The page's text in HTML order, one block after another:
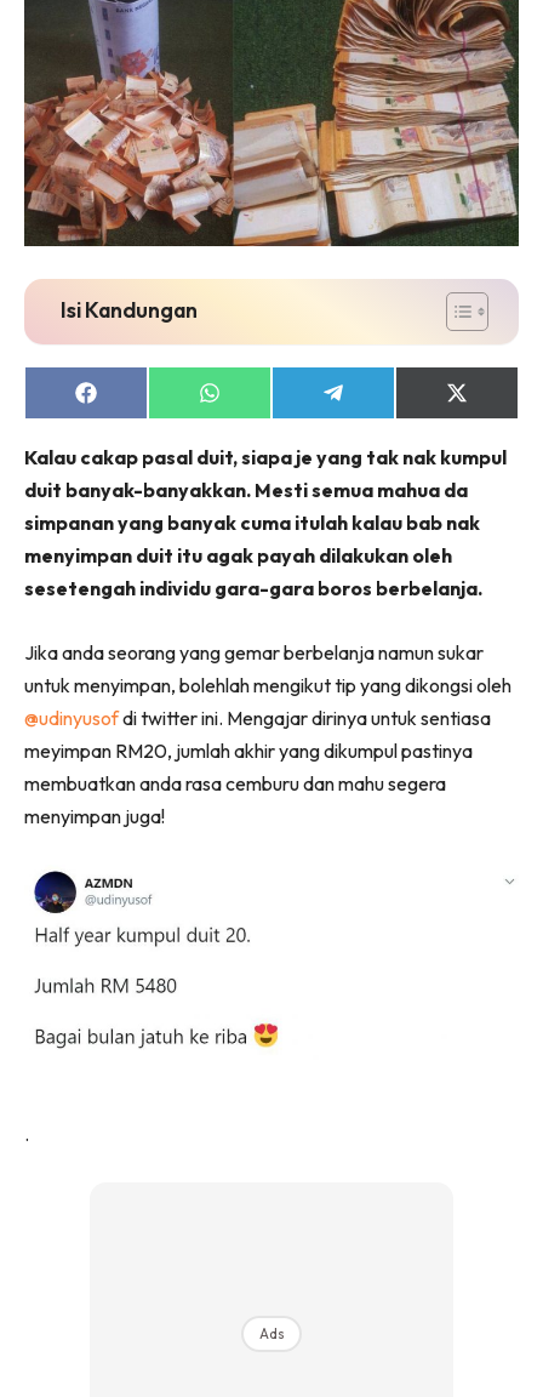
Isi Kandungan
Share
on
Share
on
Share
on
Share
on
(Twitter)
Kalau cakap pasal duit, siapa je yang tak nak kumpul
duit banyak-banyakkan. Mesti semua mahua da
simpanan yang banyak cuma itulah kalau bab nak
menyimpan duit itu agak payah dilakukan oleh
sesetengah individu gara-gara boros berbelanja.
Jika anda seorang yang gemar berbelanja namun sukar
untuk menyimpan, bolehlah mengikut tip yang dikongsi oleh
@udinyusofdi twitter ini. Mengajar dirinya untuk sentiasa
meyimpan RM20, jumlah akhir yang dikumpul pastinya
membuatkan anda rasa cemburu dan mahu segera
menyimpan juga!
.
Ads